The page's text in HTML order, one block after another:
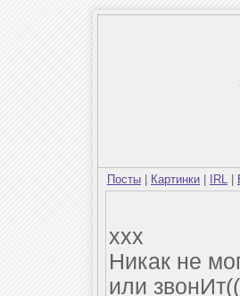
Посты Картинки IRL
xxx
Никак не
или